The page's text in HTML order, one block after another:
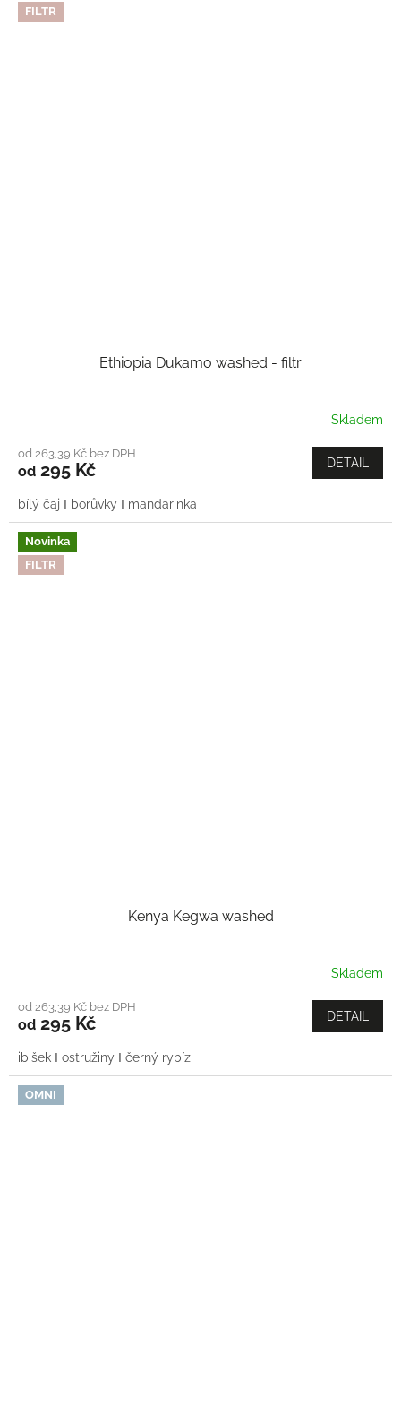
FILTR
Ethiopia Dukamo washed - filtr
Skladem
od 263,39 Kč bez DPH
od 295 Kč DETAIL
bílý čaj Ι borůvky Ι mandarinka
Novinka
FILTR
Kenya Kegwa washed
Skladem
od 263,39 Kč bez DPH
od 295 Kč DETAIL
ibišek Ι ostružiny Ι černý rybíz
OMNI